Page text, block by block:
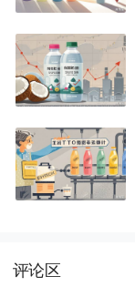
评论区